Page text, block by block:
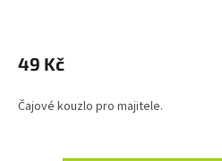
49 Kč
Čajové kouzlo pro majitele.